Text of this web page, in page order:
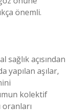
önemli.
sağlık açısından
yapılan aşılar,
kolektif
oranları